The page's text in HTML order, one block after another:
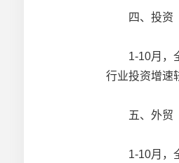
四、投资
1-10月，全
行业投资增速
五、外贸
1-10月，全